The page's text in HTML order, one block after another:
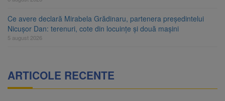
Ce avere declară Mirabela Grădinaru, partenera președintelui
Nicușor Dan: terenuri, cote din locuințe și două mașini
5 august 2026
ARTICOLE RECENTE